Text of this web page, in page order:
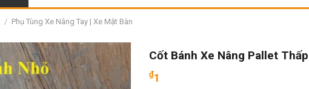
/ Phụ Tùng Xe Nâng Tay | Xe Mặt Bàn
Cốt Bánh Xe Nâng Pallet Thấp
₫1